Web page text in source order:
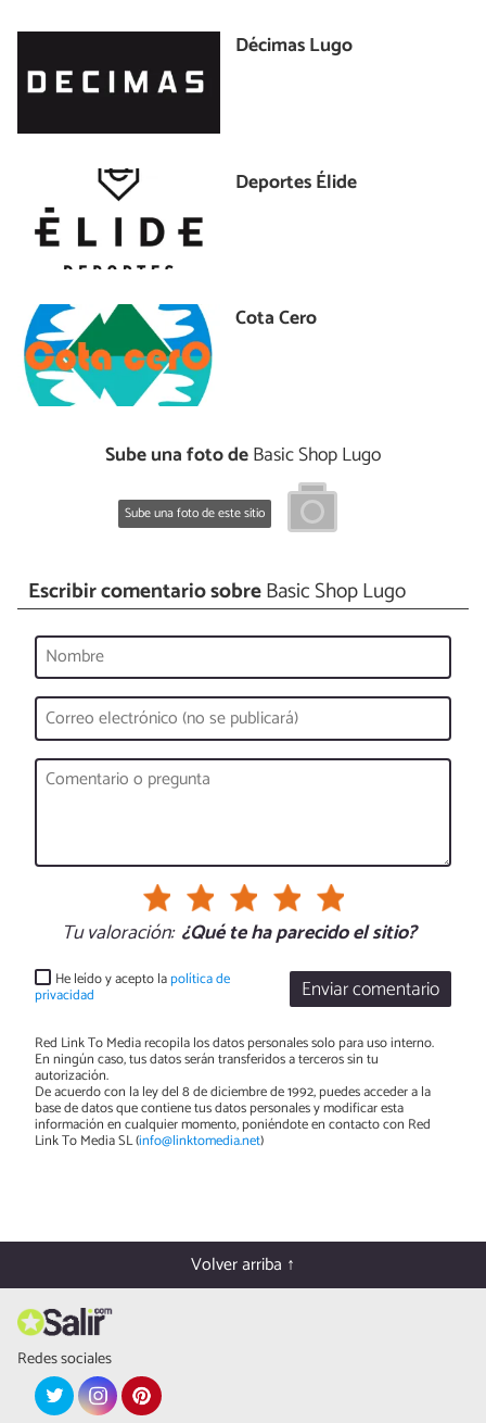
Décimas Lugo
Deportes Élide
Cota Cero
Sube una foto deBasic Shop Lugo
Sube una foto de este sitio
Escribir comentario sobreBasic Shop Lugo
Tu valoración: ¿Qué te ha parecido el sitio?
Enviar comentario
He leído y acepto lapolítica de
privacidad
Red Link To Media recopila los datos personales solo para uso interno.
En ningún caso, tus datos serán transferidos a terceros sin tu
autorización.
De acuerdo con la ley del 8 de diciembre de 1992, puedes acceder a la
base de datos que contiene tus datos personales y modificar esta
información en cualquier momento, poniéndote en contacto con Red
Link To Media SL (info@linktomedia.net)
Volver arriba ↑
Redes sociales